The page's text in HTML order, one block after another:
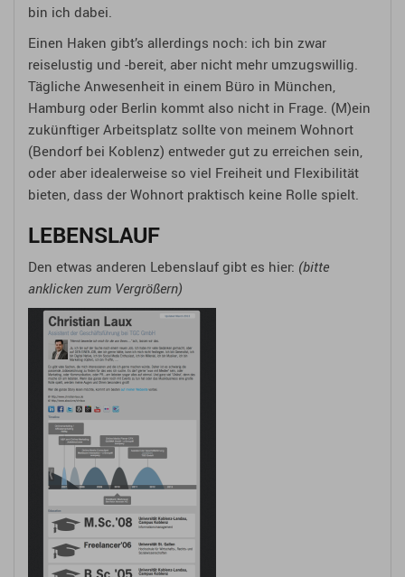
bin ich dabei.
Einen Haken gibt’s allerdings noch: ich bin zwar
reiselustig und -bereit, aber nicht mehr umzugswillig.
Tägliche Anwesenheit in einem Büro in München,
Hamburg oder Berlin kommt also nicht in Frage. (M)ein
zukünftiger Arbeitsplatz sollte von meinem Wohnort
(Bendorf bei Koblenz) entweder gut zu erreichen sein,
oder aber idealerweise so viel Freiheit und Flexibilität
bieten, dass der Wohnort praktisch keine Rolle spielt.
LEBENSLAUF
Den etwas anderen Lebenslauf gibt es hier: (bitte
anklicken zum Vergrößern)